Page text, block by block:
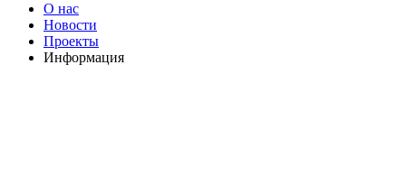
О нас
Новости
Проекты
Информация